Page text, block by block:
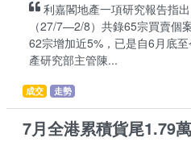
利嘉閣地產一項研究報告指
（27/7—2/8）共錄65宗買賣
62宗增加近5%，已是自6月底
產研究部主管陳...
成交 走勢
7月全港累積貨尾1.79